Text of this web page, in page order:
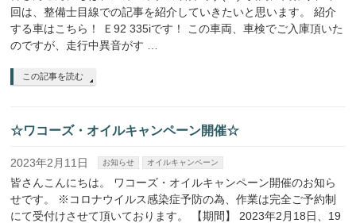
回は、整備士目線での記事を紹介していきたいと思います。 紹介
する車はこちら！ Ｅ92 335iです！ この車両、車検でご入庫頂いた
のですが、走行中異音がす …
この記事を読む
☆ワコーズ・オイルキャンペーン開催☆
2023年2月11日 お知らせ オイルキャンペーン
皆さんこんにちは。 ワコーズ・オイルキャンペーン開催のお知ら
せです。 ※コロナウイルス感染症予防の為、作業は完全ご予約制
にて受付けさせて頂いております。 【期間】 2023年2月18日、19